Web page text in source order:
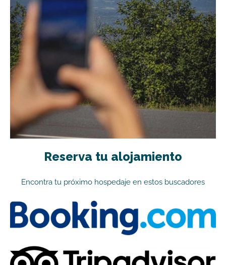
Reserva tu alojamiento
Encontra tu próximo hospedaje en estos buscadores